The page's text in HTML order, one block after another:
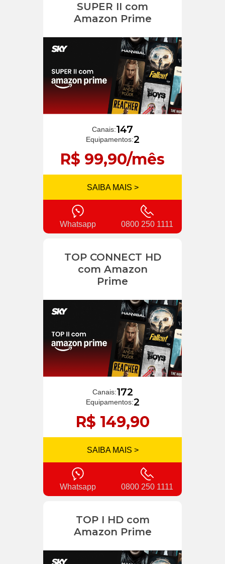
SUPER II com
Amazon Prime
Canais:147
Equipamentos:2
R$ 99,90/mês
SAIBA MAIS >
Whatsapp 0800 250 1111
TOP CONNECT HD
com Amazon
Prime
Canais:172
Equipamentos:2
R$ 149,90
SAIBA MAIS >
Whatsapp 0800 250 1111
TOP I HD com
Amazon Prime